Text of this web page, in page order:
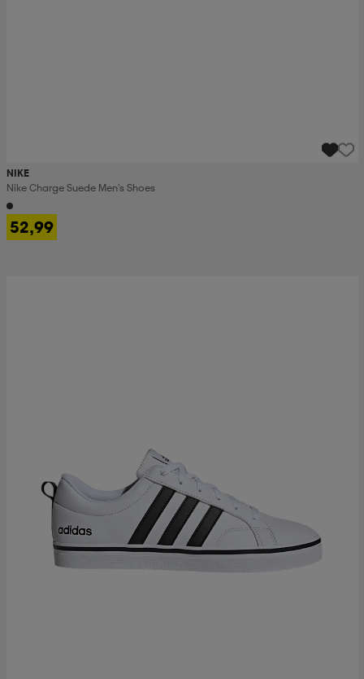
NIKE
Nike Charge Suede Men's Shoes
52,99